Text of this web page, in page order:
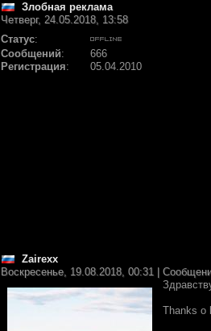
Злобная реклама
Четверг, 24.05.2018, 13:58
Статус:
Сообщений:
666
Регистрация: 05.04.2010
Zairexx
Воскресенье, 19.08.2018, 00:31 |
Thanks o